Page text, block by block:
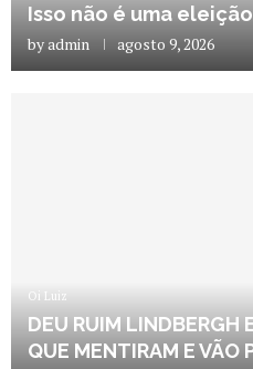
Isso não é uma
byadmin agosto 9, 2026
Oi Luiz
DEU RUIM LINDBERGH
QUE MENTIRAM E VÃO